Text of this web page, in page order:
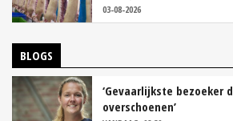
03-08-2026
BLOGS
‘Gevaarlijkste bezoeker
overschoenen’